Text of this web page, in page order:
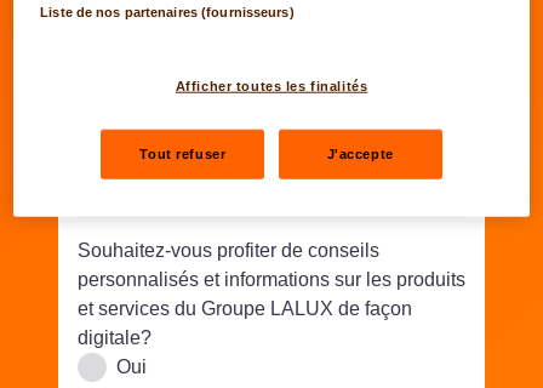
Souhaitez-vous profiter de conseils
personnalisés et informations sur les produits
et services du Groupe LALUX de façon
digitale?
Oui
Liste de nos partenaires (fournisseurs)
Afficher toutes les finalités
Tout refuser J'accepte